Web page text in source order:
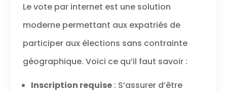
Le vote par internet est une solution
moderne permettant aux expatriés de
participer aux élections sans contrainte
géographique. Voici ce qu’il faut savoir :
Inscription requise: S’assurer d’être